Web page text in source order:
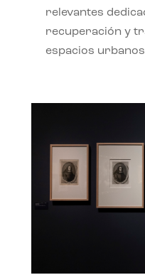
relevantes
recuperación y
espacios